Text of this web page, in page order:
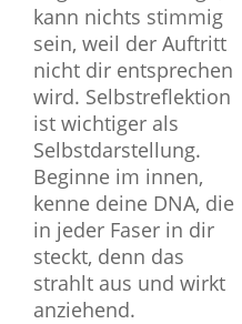
kann nichts stimmig
sein, weil der Auftritt
nicht dir entsprechen
wird. Selbstreflektion
ist wichtiger als
Selbstdarstellung.
Beginne im innen,
kenne deine DNA, die
in jeder Faser in dir
steckt, denn das
strahlt aus und wirkt
anziehend.